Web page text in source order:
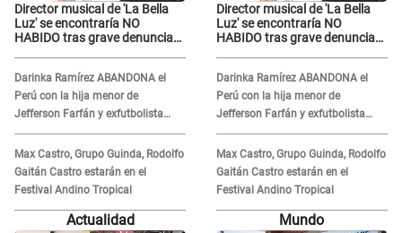
Director musical de 'La Bella
Luz' se encontraría NO
HABIDO tras grave denuncia
Darinka Ramírez ABANDONA el
Perú con la hija menor de
Jefferson Farfán y exfutbolista
REACCIONA: "A ti que..."
Max Castro, Grupo Guinda, Rodolfo
Gaitán Castro estarán en el
Festival Andino Tropical
Director musical de 'La Bella
Luz' se encontraría NO
HABIDO tras grave denuncia
Darinka Ramírez ABANDONA el
Perú con la hija menor de
Jefferson Farfán y exfutbolista
REACCIONA: "A ti que..."
Max Castro, Grupo Guinda, Rodolfo
Gaitán Castro estarán en el
Festival Andino Tropical
Actualidad Mundo